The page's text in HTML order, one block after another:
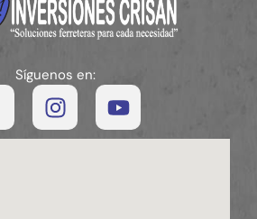
Síguenos en: